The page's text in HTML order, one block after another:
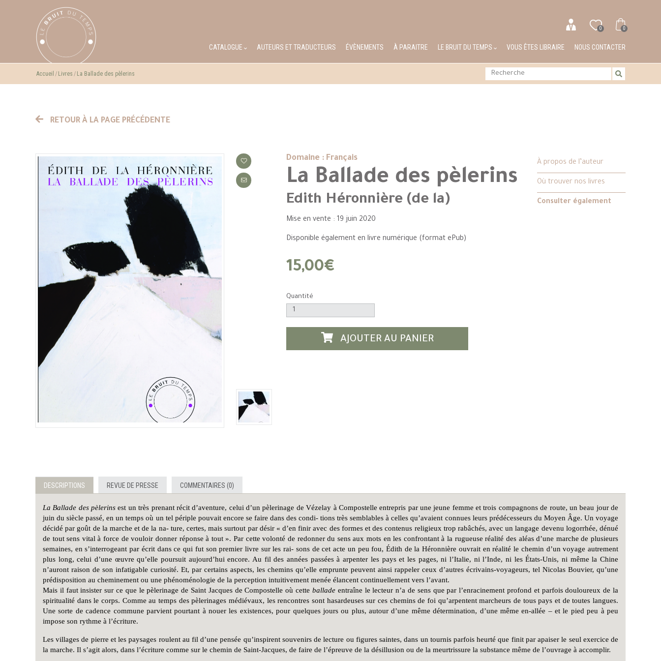
0 0
CATALOGUE AUTEURS ET TRADUCTEURS ÉVÈNEMENTS À PARAITRE LE BRUIT DU TEMPS VOUS ÊTES LIBRAIRE NOUS CONTACTER
Accueil Livres La Ballade des pèlerins
RETOUR À LA PAGE PRÉCÉDENTE
Domaine : Français
La Ballade des pèlerins
Edith Héronnière (de la)
Mise en vente : 19 juin 2020
Disponible également en livre numérique (format ePub)
15,00€
Quantité
AJOUTER AU PANIER
À propos de l’auteur
Où trouver nos livres
Consulter également
DESCRIPTIONS REVUE DE PRESSE COMMENTAIRES (0)
La Ballade des pèlerinsest un très prenant récit d’aventure, celui d’un pèlerinage de Vézelay à Compostelle entrepris par une jeune femme et trois compagnons de route, un beau jour de
juin du siècle passé, en un temps où un tel périple pouvait encore se faire dans des condi- tions très semblables à celles qu’avaient connues leurs prédécesseurs du Moyen Âge. Un voyage
décidé par goût de la marche et de la na- ture, certes, mais surtout par désir « d’en finir avec des formes et des contenus religieux trop rabâchés, avec un langage devenu logorrhée, dénué
de tout sens vital à force de vouloir donner réponse à tout ». Par cette volonté de redonner du sens aux mots en les confrontant à la rugueuse réalité des aléas d’une marche de plusieurs
semaines, en s’interrogeant par écrit dans ce qui fut son premier livre sur les rai- sons de cet acte un peu fou, Édith de la Héronnière ouvrait en réalité le chemin d’un voyage autrement
plus long, celui d’une œuvre qu’elle poursuit aujourd’hui encore. Au fil des années passées à arpenter les pays et les pages, ni l’Italie, ni l’Inde, ni les États-Unis, ni même la Chine
n’auront raison de son infatigable curiosité. Et, par certains aspects, les chemins qu’elle emprunte peuvent ainsi rappeler ceux d’autres écrivains-voyageurs, tel Nicolas Bouvier, qu’une
prédisposition au cheminement ou une phénoménologie de la perception intuitivement menée élancent continuellement vers l’avant.
Mais il faut insister sur ce que le pèlerinage de Saint Jacques de Compostelle où cette ballade entraîne le lecteur n’a de sens que par l’enracinement profond et parfois douloureux de la
spiritualité dans le corps. Comme au temps des pèlerinages médiévaux, les rencontres sont hasardeuses sur ces chemins de foi qu’arpentent marcheurs de tous pays et de toutes langues.
Une sorte de cadence commune parvient pourtant à nouer les existences, pour quelques jours ou plus, autour d’une même détermination, d’une même en-allée – et le pied peu à peu
impose son rythme à l’écriture.
Les villages de pierre et les paysages roulent au fil d’une pensée qu’inspirent souvenirs de lecture ou figures saintes, dans un tournis parfois heurté que finit par apaiser le seul exercice de
la marche. Il s’agit alors, dans l’écriture comme sur le chemin de Saint-Jacques, de faire de l’épreuve de la désillusion ou de la meurtrissure la substance même de l’ouvrage à accomplir.